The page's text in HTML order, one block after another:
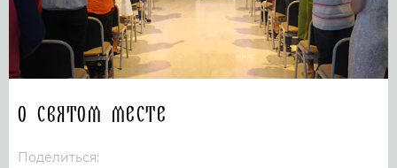
О святом месте
Поделиться: